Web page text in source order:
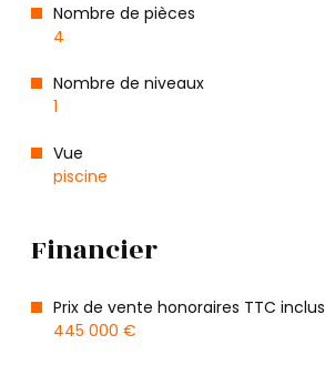
Nombre de pièces
4
Nombre de niveaux
1
Vue
piscine
Financier
Prix de vente honoraires TTC inclus
445 000 €